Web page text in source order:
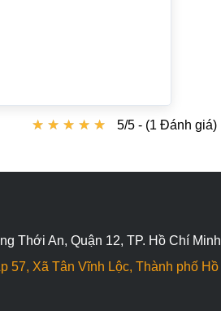
★ ★ ★ ★ ★
★ ★ ★ ★ ★ 5/5 - (1 Đánh giá)
Thới An, Quận 12, TP. Hồ Chí Minh
57, Xã Tân Vĩnh Lộc, Thành phố Hồ